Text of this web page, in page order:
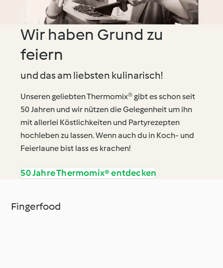
Wir haben Grund zu
feiern
und das am liebsten kulinarisch!
Unseren geliebten Thermomix® gibt es schon seit
50 Jahren und wir nützen die Gelegenheit um ihn
mit allerlei Köstlichkeiten und Partyrezepten
hochleben zu lassen. Wenn auch du in Koch- und
Feierlaune bist lass es krachen!
50 Jahre Thermomix® entdecken
Fingerfood